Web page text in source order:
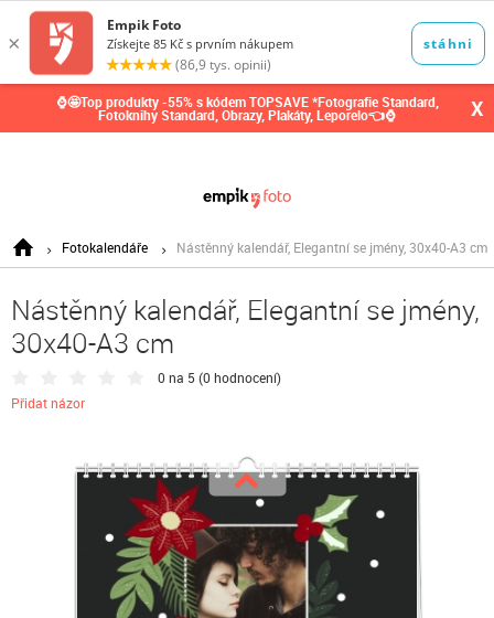
⌚🤩Top produkty -55% s kódem TOPSAVE *Fotografie Standard,
Fotoknihy Standard, Obrazy, Plakáty, Leporelo👈⌚ X
Fotokalendáře Nástěnný kalendář, Elegantní se jmény, 30x40-A3 cm
Nástěnný kalendář, Elegantní se jmény,
30x40-A3 cm
0 na 5 (0 hodnocení)
Přidat názor